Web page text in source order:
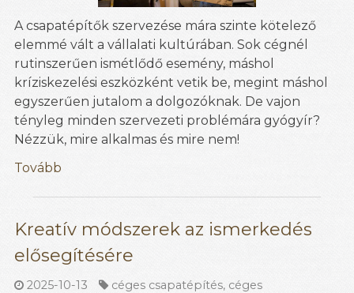
A csapatépítők szervezése mára szinte kötelező
elemmé vált a vállalati kultúrában. Sok cégnél
rutinszerűen ismétlődő esemény, máshol
kríziskezelési eszközként vetik be, megint máshol
egyszerűen jutalom a dolgozóknak. De vajon
tényleg minden szervezeti problémára gyógyír?
Nézzük, mire alkalmas és mire nem!
Tovább
Kreatív módszerek az ismerkedés
elősegítésére
2025-10-13 céges csapatépítés, céges